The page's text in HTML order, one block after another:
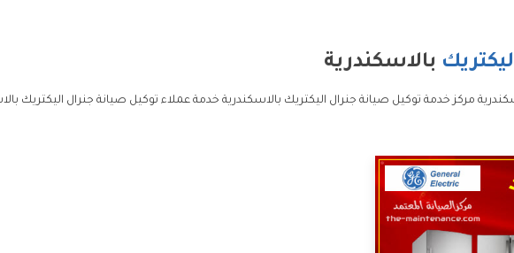
بالاسكندرية
مركز خدمة توكيل صيانة جنرال اليكتريك بالاسكندرية خدمة عملاء توكيل صيانة جنرال اليكتريك